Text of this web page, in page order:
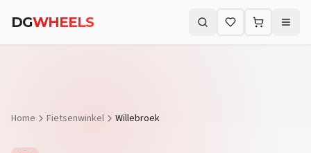
Vraag:Verkopen jullie e-bikes vlakbij Willebroek?Antwoord:Ja.
DGWHEELS Zoeken (⌘K)
Home Fietsenwinkel Willebroek